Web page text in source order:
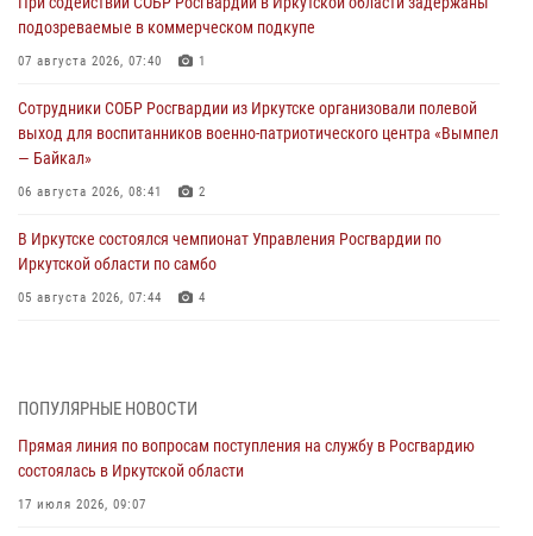
подозреваемые в коммерческом подкупе
07 августа 2026, 07:40 1
Сотрудники СОБР Росгвардии из Иркутске организовали полевой
выход для воспитанников военно-патриотического центра «Вымпел
— Байкал»
06 августа 2026, 08:41 2
В Иркутске состоялся чемпионат Управления Росгвардии по
Иркутской области по самбо
05 августа 2026, 07:44 4
04 августа 2026, 07:14 3
Росгвардейцы потушили загоревшийся автомобиль в Иркутске
03 августа 2026, 04:55
ПОПУЛЯРНЫЕ НОВОСТИ
Прямая линия по вопросам поступления на службу в Росгвардию
состоялась в Иркутской области
17 июля 2026, 09:07